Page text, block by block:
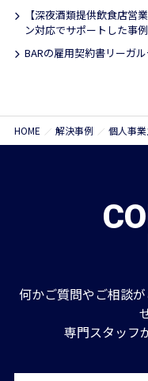
【深夜酒類提供飲食店営
ン対応でサポートした事
BARの雇用契約書リーガ
HOME 解決事例 個人事
何かご質問やご相談
専門スタッフ